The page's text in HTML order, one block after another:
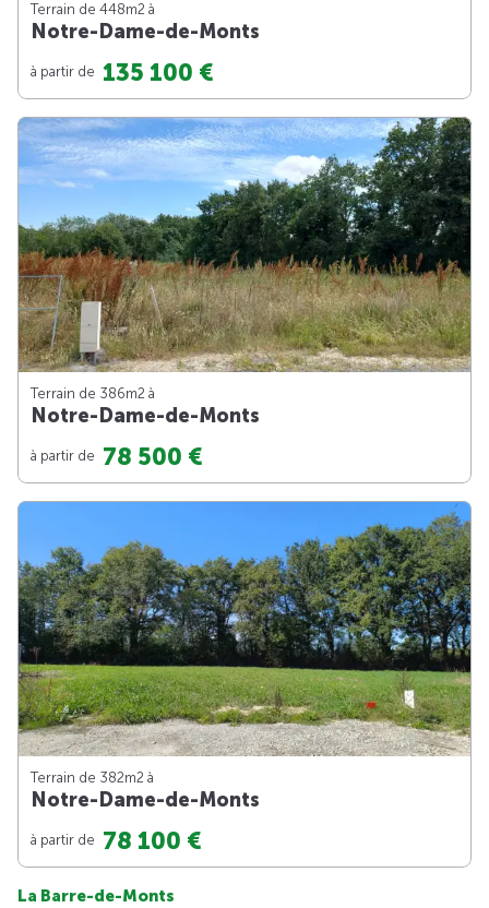
Terrain de 448m2 à
Notre-Dame-de-Monts
à partir de 135 100 €
Terrain de 386m2 à
Notre-Dame-de-Monts
à partir de 78 500 €
Terrain de 382m2 à
Notre-Dame-de-Monts
à partir de 78 100 €
La Barre-de-Monts